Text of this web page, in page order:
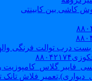
فرنگی
گلاس_کامپوزیت
فلاش تانک